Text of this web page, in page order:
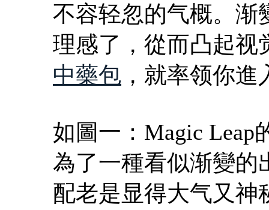
不容轻忽的气概。渐
理感了，從而凸起视
中藥包 ，就率领你
如圖一：Magic
為了一種看似渐變的
配老是显得大气又神